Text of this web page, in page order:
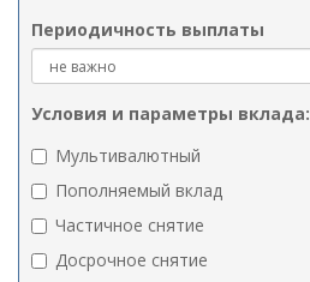
Периодичность выплаты
Условия и параметры вклада:
Мультивалютный
Пополняемый вклад
Частичное снятие
Досрочное снятие